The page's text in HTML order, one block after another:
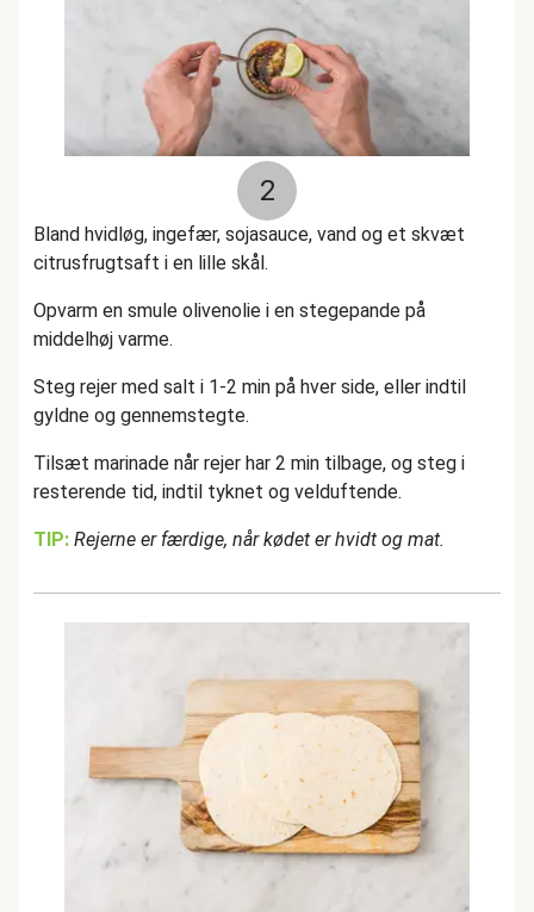
2
Bland hvidløg, ingefær, sojasauce, vand og et skvæt
citrusfrugtsaft i en lille skål.
Opvarm en smule olivenolie i en stegepande på
middelhøj varme.
Steg rejer med salt i 1-2 min på hver side, eller indtil
gyldne og gennemstegte.
Tilsæt marinade når rejer har 2 min tilbage, og steg i
resterende tid, indtil tyknet og velduftende.
TIP: Rejerne er færdige, når kødet er hvidt og mat.